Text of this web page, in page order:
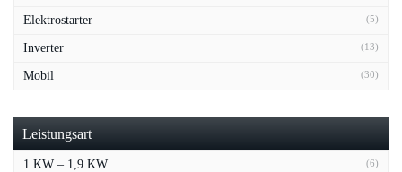
Elektrostarter (5)
Inverter (13)
Mobil (30)
Leistungsart
1 KW – 1,9 KW (6)